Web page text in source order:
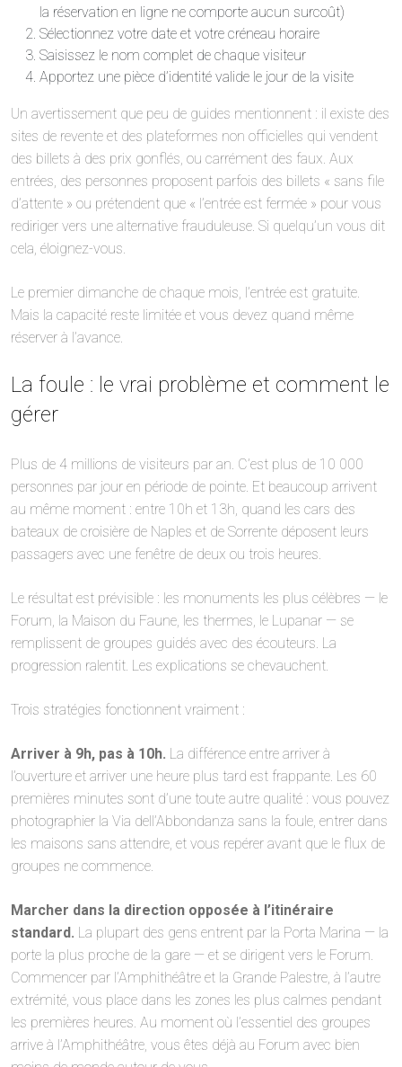
la réservation en ligne ne comporte aucun surcoût)
Sélectionnez votre date et votre créneau horaire
Saisissez le nom complet de chaque visiteur
Apportez une pièce d’identité valide le jour de la visite
Un avertissement que peu de guides mentionnent : il existe des
sites de revente et des plateformes non officielles qui vendent
des billets à des prix gonflés, ou carrément des faux. Aux
entrées, des personnes proposent parfois des billets « sans file
d’attente » ou prétendent que « l’entrée est fermée » pour vous
rediriger vers une alternative frauduleuse. Si quelqu’un vous dit
cela, éloignez-vous.
Le premier dimanche de chaque mois, l’entrée est gratuite.
Mais la capacité reste limitée et vous devez quand même
réserver à l’avance.
La foule : le vrai problème et comment le
gérer
Plus de 4 millions de visiteurs par an. C’est plus de 10 000
personnes par jour en période de pointe. Et beaucoup arrivent
au même moment : entre 10h et 13h, quand les cars des
bateaux de croisière de Naples et de Sorrente déposent leurs
passagers avec une fenêtre de deux ou trois heures.
Le résultat est prévisible : les monuments les plus célèbres — le
Forum, la Maison du Faune, les thermes, le Lupanar — se
remplissent de groupes guidés avec des écouteurs. La
progression ralentit. Les explications se chevauchent.
Trois stratégies fonctionnent vraiment :
Arriver à 9h, pas à 10h. La différence entre arriver à
l’ouverture et arriver une heure plus tard est frappante. Les 60
premières minutes sont d’une toute autre qualité : vous pouvez
photographier la Via dell’Abbondanza sans la foule, entrer dans
les maisons sans attendre, et vous repérer avant que le flux de
groupes ne commence.
Marcher dans la direction opposée à l’itinéraire
standard. La plupart des gens entrent par la Porta Marina — la
porte la plus proche de la gare — et se dirigent vers le Forum.
Commencer par l’Amphithéâtre et la Grande Palestre, à l’autre
extrémité, vous place dans les zones les plus calmes pendant
les premières heures. Au moment où l’essentiel des groupes
arrive à l’Amphithéâtre, vous êtes déjà au Forum avec bien